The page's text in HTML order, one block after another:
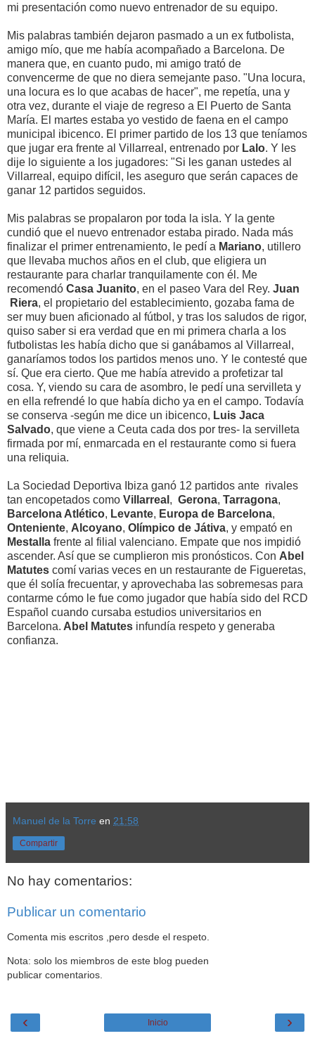
mi presentación como nuevo entrenador de su equipo.
Mis palabras también dejaron pasmado a un ex futbolista,
amigo mío, que me había acompañado a Barcelona. De
manera que, en cuanto pudo, mi amigo trató de
convencerme de que no diera semejante paso. "Una locura,
una locura es lo que acabas de hacer", me repetía, una y
otra vez, durante el viaje de regreso a El Puerto de Santa
María. El martes estaba yo vestido de faena en el campo
municipal ibicenco. El primer partido de los 13 que teníamos
que jugar era frente al Villarreal, entrenado por Lalo. Y les
dije lo siguiente a los jugadores: "Si les ganan ustedes al
Villarreal, equipo difícil, les aseguro que serán capaces de
ganar 12 partidos seguidos.
Mis palabras se propalaron por toda la isla. Y la gente
cundió que el nuevo entrenador estaba pirado. Nada más
finalizar el primer entrenamiento, le pedí a Mariano, utillero
que llevaba muchos años en el club, que eligiera un
restaurante para charlar tranquilamente con él. Me
recomendó Casa Juanito, en el paseo Vara del Rey. Juan
Riera, el propietario del establecimiento, gozaba fama de
ser muy buen aficionado al fútbol, y tras los saludos de rigor,
quiso saber si era verdad que en mi primera charla a los
futbolistas les había dicho que si ganábamos al Villarreal,
ganaríamos todos los partidos menos uno. Y le contesté que
sí. Que era cierto. Que me había atrevido a profetizar tal
cosa. Y, viendo su cara de asombro, le pedí una servilleta y
en ella refrendé lo que había dicho ya en el campo. Todavía
se conserva -según me dice un ibicenco, Luis Jaca
Salvado, que viene a Ceuta cada dos por tres- la servilleta
firmada por mí, enmarcada en el restaurante como si fuera
una reliquia.
La Sociedad Deportiva Ibiza ganó 12 partidos ante rivales
tan encopetados como Villarreal , Gerona, Tarragona,
Barcelona Atlético, Levante, Europa de Barcelona,
Onteniente, Alcoyano, Olímpico de Játiva, y empató en
Mestalla frente al filial valenciano. Empate que nos impidió
ascender. Así que se cumplieron mis pronósticos. Con Abel
Matutes comí varias veces en un restaurante de Figueretas,
que él solía frecuentar, y aprovechaba las sobremesas para
contarme cómo le fue como jugador que había sido del RCD
Español cuando cursaba estudios universitarios en
Barcelona. Abel Matutes infundía respeto y generaba
confianza.
Manuel de la Torre en 21:58
Compartir
No hay comentarios:
Publicar un comentario
Comenta mis escritos ,pero desde el respeto.
Nota: solo los miembros de este blog pueden
publicar comentarios.
‹ ›
Inicio